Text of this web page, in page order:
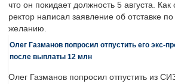
что он покидает должность 5 августа.
ректор написал заявление об отставке
желанию.
Олег Газманов попросил отпустить его экс-
после выплаты 12 млн
Олег Газманов попросил отпустить из